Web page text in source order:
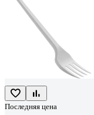
Последняя цена